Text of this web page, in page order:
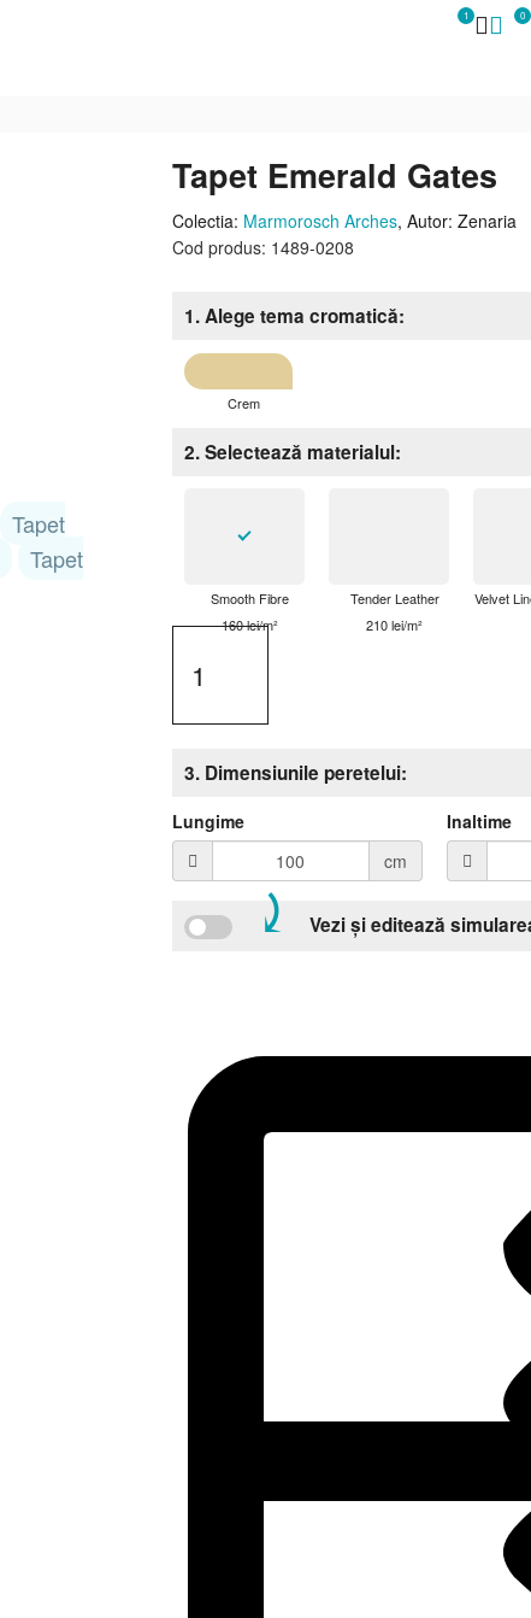
1 0
Tapet
Tapet
Tapet Emerald Gates
Colectia: Marmorosch Arches, Autor: Zenaria
Cod produs: 1489-0208
1. Alege tema cromatică
Crem
2. Selectează materialul
Smooth Fibre
160 lei/m²
Tender Leather
210 lei/m²
Velvet
⤸ Vezi și editează
3. Dimensiunile peretelui:
Lungime
cm
Inaltime